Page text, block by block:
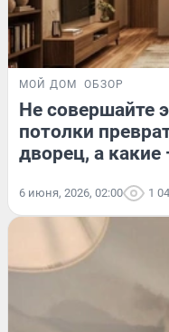
МОЙ ДОМ ОБЗОР
Не совершайте
потолки
дворец, а какие
6 июня, 2026, 02:00 1